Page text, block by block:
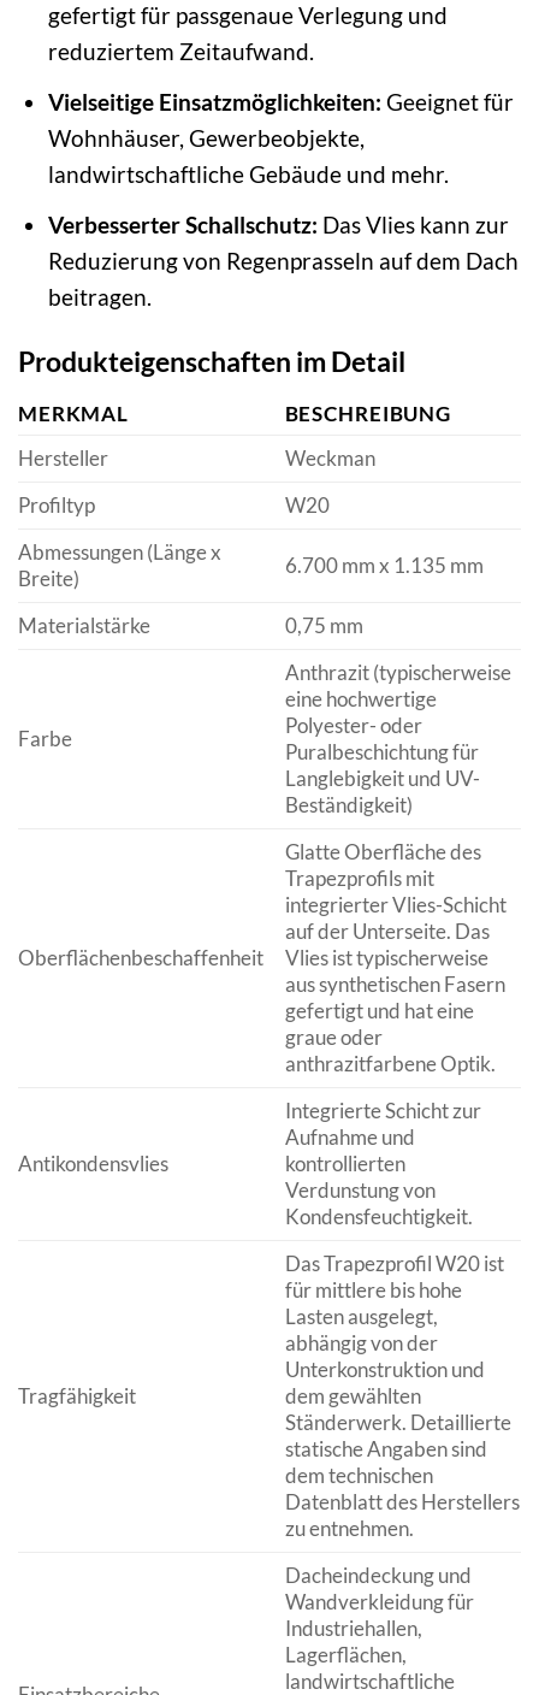
gefertigt für passgenaue Verlegung und
reduziertem Zeitaufwand.
Vielseitige Einsatzmöglichkeiten: Geeignet für
Wohnhäuser, Gewerbeobjekte,
landwirtschaftliche Gebäude und mehr.
Verbesserter Schallschutz: Das Vlies kann zur
Reduzierung von Regenprasseln auf dem Dach
beitragen.
Produkteigenschaften im Detail
MERKMAL
BESCHREIBUNG
Hersteller
Weckman
Profiltyp
W20
Abmessungen (Länge x
Breite)
6.700 mm x 1.135 mm
Materialstärke 0,75 mm
Farbe
Anthrazit (typischerweise
eine hochwertige
Polyester- oder
Puralbeschichtung für
Langlebigkeit und UV-
Beständigkeit)
Oberflächenbeschaffenheit
Glatte Oberfläche des
Trapezprofils mit
integrierter Vlies-Schicht
auf der Unterseite. Das
Vlies ist typischerweise
aus synthetischen Fasern
gefertigt und hat eine
graue oder
anthrazitfarbene Optik.
Antikondensvlies
Integrierte Schicht zur
Aufnahme und
kontrollierten
Verdunstung von
Kondensfeuchtigkeit.
Tragfähigkeit
Das Trapezprofil W20 ist
für mittlere bis hohe
Lasten ausgelegt,
abhängig von der
Unterkonstruktion und
dem gewählten
Ständerwerk. Detaillierte
statische Angaben sind
dem technischen
Datenblatt des Herstellers
zu entnehmen.
Dacheindeckung und
Wandverkleidung für
Industriehallen,
Lagerflächen,
landwirtschaftliche